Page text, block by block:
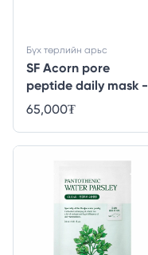
SF Acorn pore
peptide daily mask -
30ширхэг
Бүх төрлийн арьс
65,000₮